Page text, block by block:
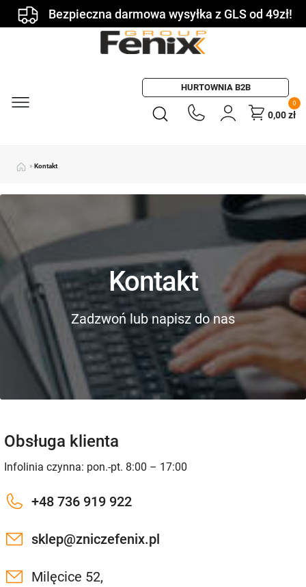
Bezpieczna darmowa wysyłka z GLS od 49zł!
HURTOWNIA B2B
0
0,00zł
» Kontakt
Kontakt
Zadzwoń lub napisz do nas
Obsługa klienta
Infolinia czynna: pon.-pt. 8:00 – 17:00
+48 736 919 922
sklep@zniczefenix.pl
Milęcice 52,